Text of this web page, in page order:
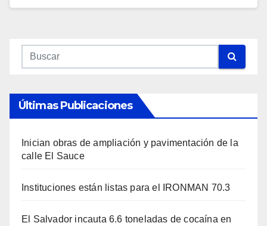
Últimas Publicaciones
Inician obras de ampliación y pavimentación de la
calle El Sauce
Instituciones están listas para el IRONMAN 70.3
El Salvador incauta 6.6 toneladas de cocaína en